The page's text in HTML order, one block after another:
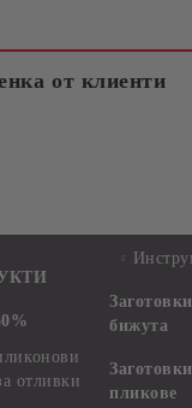
от клиенти
отливки
бижута
пликове